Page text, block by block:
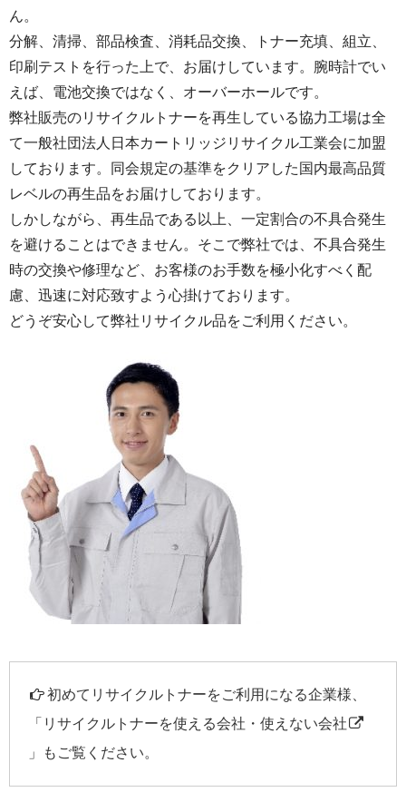
ん。
分解、清掃、部品検査、消耗品交換、トナー充填、組立、
印刷テストを行った上で、お届けしています。腕時計でい
えば、電池交換ではなく、オーバーホールです。
弊社販売のリサイクルトナーを再生している協力工場は全
て一般社団法人日本カートリッジリサイクル工業会に加盟
しております。同会規定の基準をクリアした国内最高品質
レベルの再生品をお届けしております。
しかしながら、再生品である以上、一定割合の不具合発生
を避けることはできません。そこで弊社では、不具合発生
時の交換や修理など、お客様のお手数を極小化すべく配
慮、迅速に対応致すよう心掛けております。
どうぞ安心して弊社リサイクル品をご利用ください。
初めてリサイクルトナーをご利用になる企業様、
「 リサイクルトナーを使える会社・使えない会社
」もご覧ください。